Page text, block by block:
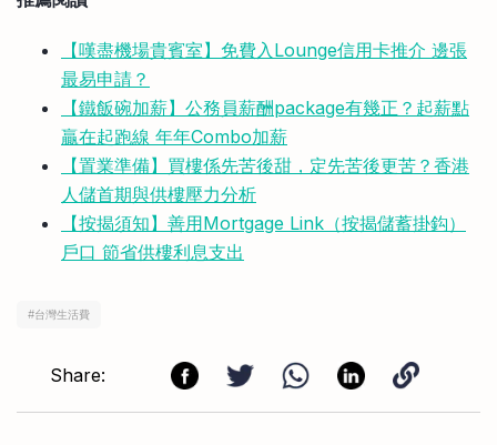
【嘆盡機場貴賓室】免費入Lounge信用卡推介 邊張
最易申請？
【鐵飯碗加薪】公務員薪酬package有幾正？起薪點
贏在起跑線 年年Combo加薪
【置業準備】買樓係先苦後甜，定先苦後更苦？香港
人儲首期與供樓壓力分析
【按揭須知】善用Mortgage Link（按揭儲蓄掛鈎）
戶口 節省供樓利息支出
#台灣生活費
Share: